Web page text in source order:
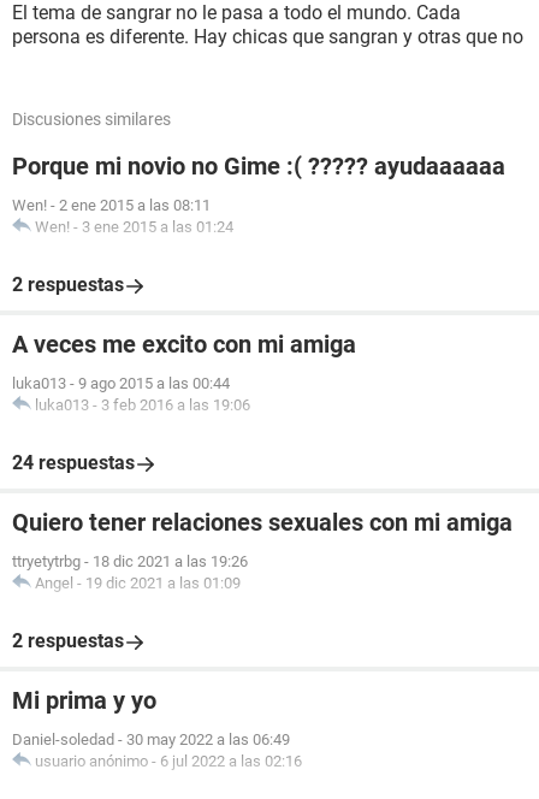
El tema de sangrar no le pasa a todo el mundo. Cada
persona es diferente. Hay chicas que sangran y otras que no
Discusiones similares
Porque mi novio no Gime :( ????? ayudaaaaaa
Wen! - 2 ene 2015 a las 08:11
Wen! - 3 ene 2015 a las 01:24
2 respuestas
A veces me excito con mi amiga
luka013 - 9 ago 2015 a las 00:44
luka013 - 3 feb 2016 a las 19:06
24 respuestas
Quiero tener relaciones sexuales con mi amiga
ttryetytrbg - 18 dic 2021 a las 19:26
Angel - 19 dic 2021 a las 01:09
2 respuestas
Mi prima y yo
Daniel-soledad - 30 may 2022 a las 06:49
usuario anónimo - 6 jul 2022 a las 02:16